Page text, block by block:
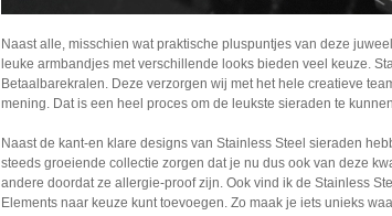
Naast alle, misschien wat praktische pluspuntjes van deze
leuke armbandjes met verschillende looks bieden veel keuze.
Betaalbarekralen. Deze verzorgen wij met het hele creatieve
mening. Dat is een heel proces om de leukste sieraden te
Naast de kant-en klare designs van Stainless Steel sieraden
steeds groeiende collectie zorgen dat je nu dus ook van deze
andere doordat ze allergie-proof zijn. Ook vind ik de Stainless
Elements naar keuze kunt toevoegen. Zo maak je iets unieks